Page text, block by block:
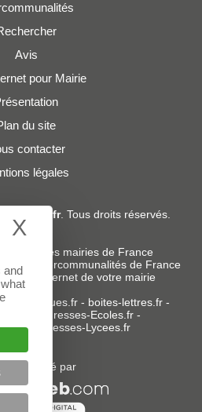
Avis
pour Mairie
du site
contacter
légales
Mairies.fr. Tous droits réservés.
Services :
e-mails des mairies de France
des intercommunalités de France
site internet de votre mairie
- boites-lettres.fr-
Adresses-Ecoles.fr -
- Adresses-Lycees.fr
édité par
and
X